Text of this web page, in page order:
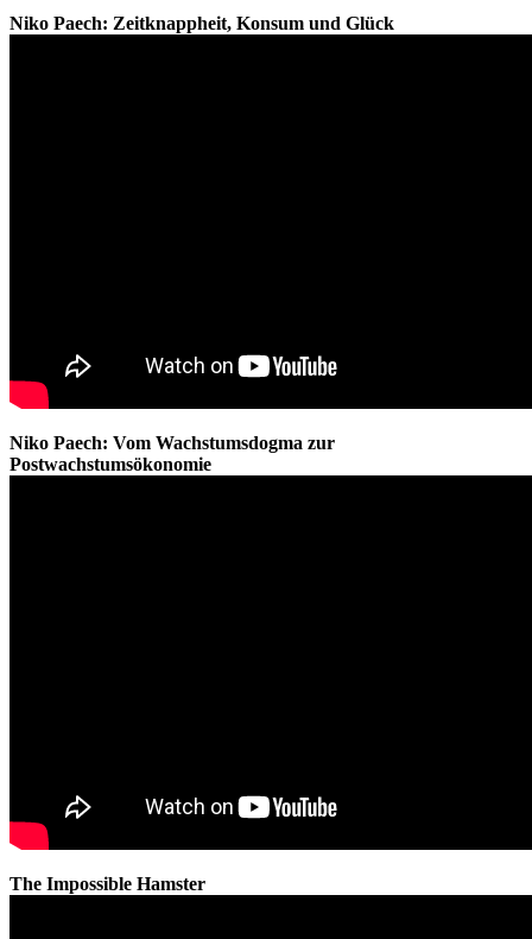
Niko Paech: Zeitknappheit, Konsum und Glück
Niko Paech: Vom Wachstumsdogma zur
Postwachstumsökonomie
The Impossible Hamster